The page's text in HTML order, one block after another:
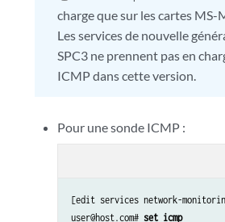
charge que sur les cartes MS-
Les services de nouvelle
SPC3 ne prennent pas en
ICMP dans cette version.
Pour une sonde ICMP :
[edit services network-
user@host.com# set icmp